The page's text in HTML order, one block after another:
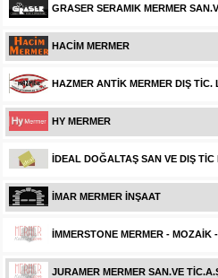
GRASER SERAMIK MERMER
HACİM MERMER
HAZMER ANTİK MERMER DIŞ TİC.
HY MERMER
İDEAL DOĞALTAŞ SAN VE DIŞ
İMAR MERMER İNŞAAT
İMMERSTONE MERMER - MOZAİK
JURAMER MERMER SAN.VE